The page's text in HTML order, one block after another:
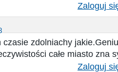
Zaloguj
czasie zdolniachy
całe miasto zna
Zaloguj